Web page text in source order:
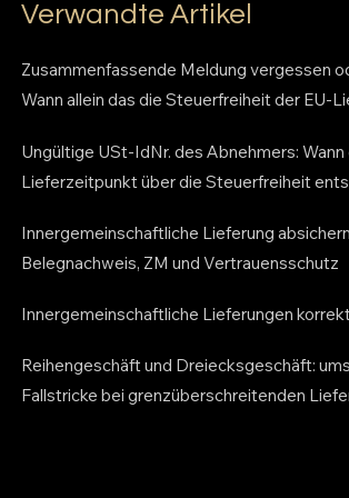
Verwandte Artikel
Zusammenfassende Meldung vergessen
Wann allein das die Steuerfreiheit der EU-
Ungültige USt-IdNr. des Abnehmers: Wann
Lieferzeitpunkt über die Steuerfreiheit
Innergemeinschaftliche Lieferung
Belegnachweis, ZM und Vertrauensschutz
Innergemeinschaftliche Lieferungen
Reihengeschäft und Dreiecksgeschäft:
Fallstricke bei grenzüberschreitenden